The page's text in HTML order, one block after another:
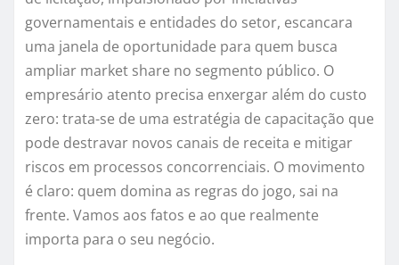
governamentais e entidades do setor, escancara
uma janela de oportunidade para quem busca
ampliar market share no segmento público. O
empresário atento precisa enxergar além do custo
zero: trata-se de uma estratégia de capacitação que
pode destravar novos canais de receita e mitigar
riscos em processos concorrenciais. O movimento
é claro: quem domina as regras do jogo, sai na
frente. Vamos aos fatos e ao que realmente
importa para o seu negócio.